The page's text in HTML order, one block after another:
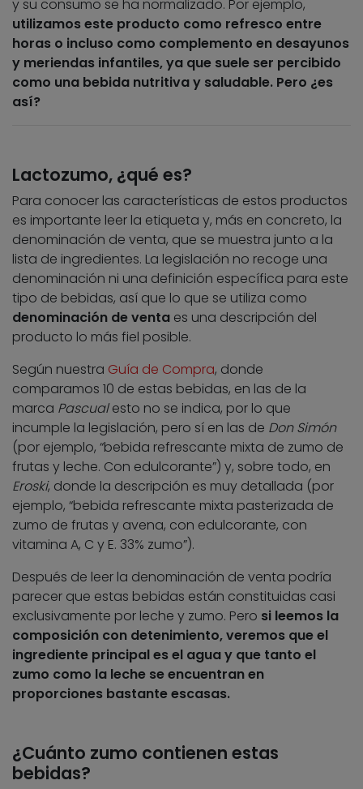
y su consumo se ha normalizado. Por ejemplo,
utilizamos este producto como refresco entre
horas o incluso como complemento en desayunos
y meriendas infantiles, ya que suele ser percibido
como una bebida nutritiva y saludable. Pero ¿es
así?
Lactozumo, ¿qué es?
Para conocer las características de estos productos
es importante leer la etiqueta y, más en concreto, la
denominación de venta, que se muestra junto a la
lista de ingredientes. La legislación no recoge una
denominación ni una definición específica para este
tipo de bebidas, así que lo que se utiliza como
denominación de venta es una descripción del
producto lo más fiel posible.
Según nuestra Guía de Compra, donde
comparamos 10 de estas bebidas, en las de la
marca Pascualesto no se indica, por lo que
incumple la legislación, pero sí en las de Don Simón
(por ejemplo, “bebida refrescante mixta de zumo de
frutas y leche. Con edulcorante”) y, sobre todo, en
Eroski, donde la descripción es muy detallada (por
ejemplo, “bebida refrescante mixta pasterizada de
zumo de frutas y avena, con edulcorante, con
vitamina A, C y E. 33% zumo”).
Después de leer la denominación de venta podría
parecer que estas bebidas están constituidas casi
exclusivamente por leche y zumo. Pero si leemos la
composición con detenimiento, veremos que el
ingrediente principal es el agua y que tanto el
zumo como la leche se encuentran en
proporciones bastante escasas.
¿Cuánto zumo contienen estas
bebidas?